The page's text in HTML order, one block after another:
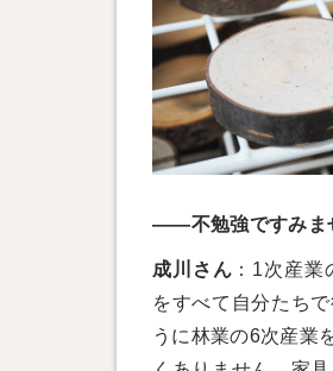
——不勉強ですみま
成川さん ：1次産
をすべて自分たち
うに林業の6次産業